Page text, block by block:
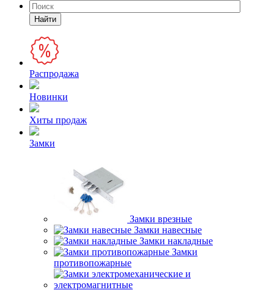
Найти
Распродажа
Новинки
Хиты продаж
Замки
Замки врезные
Замки навесные
Замки накладные
Замки
противопожарные